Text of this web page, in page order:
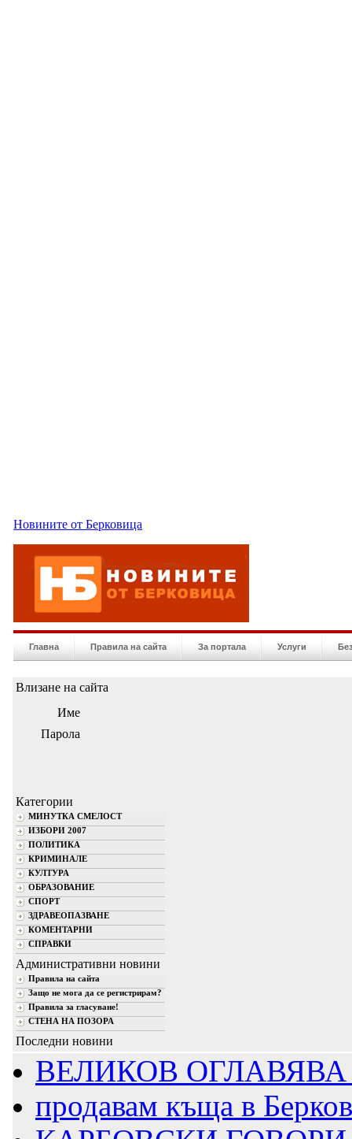
Новините от Берковица
Главна Правила на сайта За портала Услуги
Влизане на сайта
Име
Парола
Категории
МИНУТКА СМЕЛОСТ
ИЗБОРИ 2007
ПОЛИТИКА
КРИМИНАЛЕ
КУЛТУРА
ОБРАЗОВАНИЕ
СПОРТ
ЗДРАВЕОПАЗВАНЕ
КОМЕНТАРНИ
СПРАВКИ
Административни новини
Правила на сайта
Защо не мога да се регистрирам?
Правила за гласуване!
СТЕНА НА ПОЗОРА
Последни новини
ВЕЛИКОВ
продавам къща в